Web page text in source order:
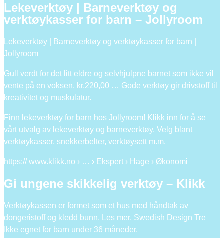
Lekeverktøy | Barneverktøy og
verktøykasser for barn – Jollyroom
Lekeverktøy | Barneverktøy og verktøykasser for barn |
Jollyroom
Gull verdt for det litt eldre og selvhjulpne barnet som ikke vil
vente på en voksen. kr.220,00 … Gode verktøy gir drivstoff til
kreativitet og muskulatur.
Finn lekeverktøy for barn hos Jollyroom! Klikk inn for å se
vårt utvalg av lekeverktøy og barneverktøy. Velg blant
verktøykasser, snekkerbelter, verktøysett m.m.
https:// www.klikk.no › … › Ekspert › Hage › Økonomi
Gi ungene skikkelig verktøy – Klikk
Verktøykassen er formet som et hus med håndtak av
dongeristoff og kledd bunn. Les mer. Swedish Design Tre
Ikke egnet for barn under 36 måneder.